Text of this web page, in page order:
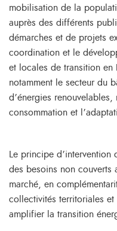
mobilisation de la
auprès des différents
démarches et de projets
coordination et le
et locales de transition en
notamment le secteur du
d’énergies
consommation et
Le principe
des besoins non couverts
marché, en
collectivités territoriales
amplifier la transition